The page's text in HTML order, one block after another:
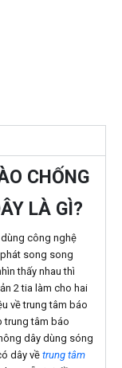
CHỐNG
LÀ GÌ?
công nghệ
phát song song
thấy nhau thì
2 tia làm cho hai
về trung tâm báo
trung tâm báo
dây dùng sóng
dây về trung tâm